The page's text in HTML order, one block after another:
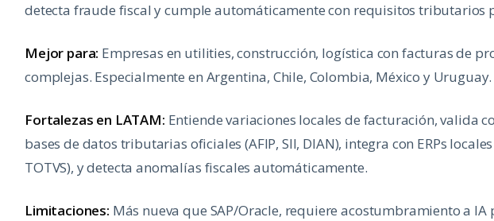
detecta fraude fiscal y cumple automáticamente con requisitos tributarios
Mejor para: Empresas en utilities, construcción, logística con facturas de
complejas. Especialmente en Argentina, Chile, Colombia, México y Uruguay.
Fortalezas en LATAM: Entiende variaciones locales de facturación, valida
bases de datos tributarias oficiales (AFIP, SII, DIAN), integra con ERPs
TOTVS), y detecta anomalías fiscales automáticamente.
Limitaciones: Más nueva que SAP/Oracle, requiere acostumbramiento a IA